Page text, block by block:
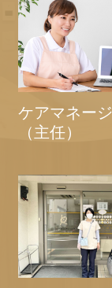
ケアマネー
（主任）